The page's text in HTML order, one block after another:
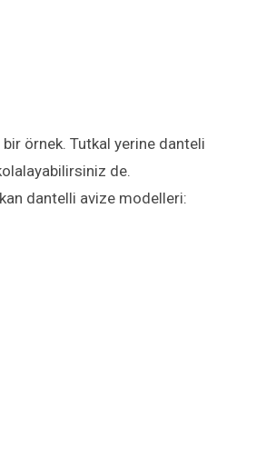
bir örnek. Tutkal yerine danteli
de.
dantelli avize modelleri: